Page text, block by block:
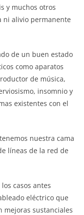
y muchos otros
ni alivio permanente
de un buen estado
como aparatos
de música,
insomnio y
existentes con el
nuestra cama
líneas de la red de
casos antes
eléctrico que
mejoras sustanciales